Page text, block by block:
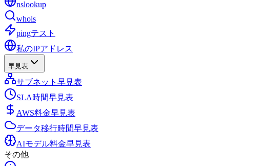
nslookup
whois
pingテスト
私のIPアドレス
早見表
サブネット早見表
SLA時間早見表
AWS料金早見表
データ移行時間早見表
AIモデル料金早見表
その他